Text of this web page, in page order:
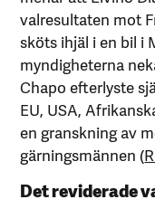
valresultaten mot
sköts ihjäl i en bil i
myndigheterna
Chapo efterlyste
EU, USA,
en granskning av
gärningsmännen (
Det reviderade